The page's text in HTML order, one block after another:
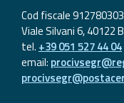
Cod fiscale
Viale Silvani 6, 40122
tel. +39 051 527 44 04
email: